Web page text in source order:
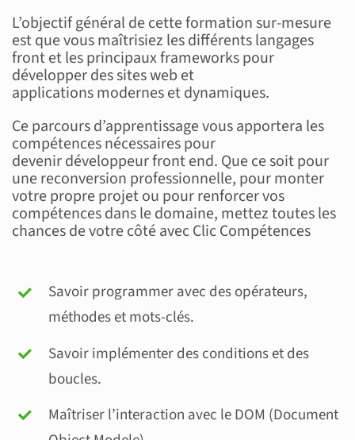
L’objectif général de cette formation sur-mesure
est que vous maîtrisiez les différents langages
front et les principaux frameworks pour
développer des sites web et
applications modernes et dynamiques.
Ce parcours d’apprentissage vous apportera les
compétences nécessaires pour
devenir développeur front end. Que ce soit pour
une reconversion professionnelle, pour monter
votre propre projet ou pour renforcer vos
compétences dans le domaine, mettez toutes les
chances de votre côté avec Clic Compétences
Savoir programmer avec des opérateurs,
méthodes et mots-clés.
Savoir implémenter des conditions et des
boucles.
Maîtriser l’interaction avec le DOM (Document